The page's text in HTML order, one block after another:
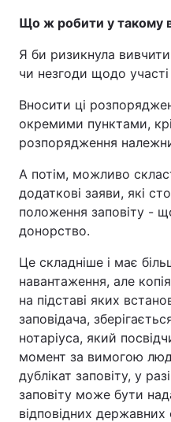
Що ж робити у такому
Я би ризикнула
чи незгоди щодо
Вносити ці
окремими пунктами,
розпорядження
А потім, можливо
додаткові заяви, які
положення заповіту -
донорство.
Це складніше і має
навантаження, але
на підставі яких
заповідача,
нотаріуса, який
момент за вимогою
дублікат заповіту, у
заповіту може бути
відповідних державних